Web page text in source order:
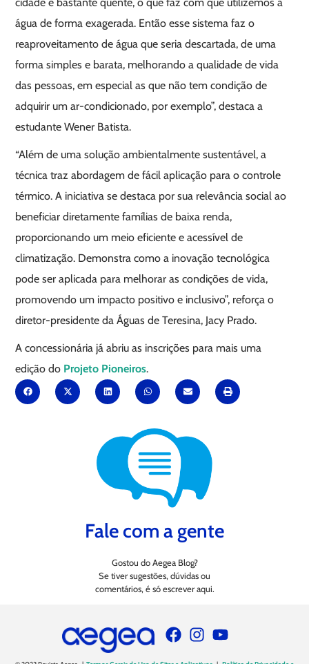
água de forma exagerada. Então esse sistema faz o
reaproveitamento de água que seria descartada, de uma
forma simples e barata, melhorando a qualidade de vida
das pessoas, em especial as que não tem condição de
adquirir um ar-condicionado, por exemplo”, destaca a
estudante Wener Batista.
“Além de uma solução ambientalmente sustentável, a
técnica traz abordagem de fácil aplicação para o controle
térmico. A iniciativa se destaca por sua relevância social ao
beneficiar diretamente famílias de baixa renda,
proporcionando um meio eficiente e acessível de
climatização. Demonstra como a inovação tecnológica
pode ser aplicada para melhorar as condições de vida,
promovendo um impacto positivo e inclusivo”, reforça o
diretor-presidente da Águas de Teresina, Jacy Prado.
A concessionária já abriu as inscrições para mais uma
edição do Projeto Pioneiros.
Fale com a gente
Gostou do Aegea Blog?
Se tiver sugestões, dúvidas ou
comentários, é só escrever aqui.